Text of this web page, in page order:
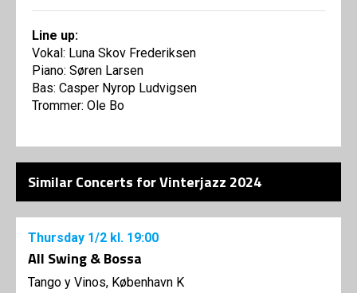
Line up:
Vokal: Luna Skov Frederiksen
Piano: Søren Larsen
Bas: Casper Nyrop Ludvigsen
Trommer: Ole Bo
Similar Concerts for Vinterjazz 2024
Thursday 1/2 kl. 19:00
All Swing & Bossa
Tango y Vinos, København K